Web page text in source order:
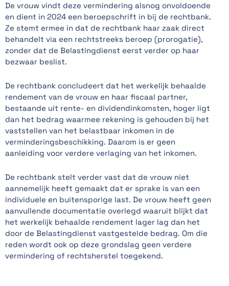
De vrouw vindt deze vermindering alsnog onvoldoende
en dient in 2024 een beroepschrift in bij de rechtbank.
Ze stemt ermee in dat de rechtbank haar zaak direct
behandelt via een rechtstreeks beroep (prorogatie),
zonder dat de Belastingdienst eerst verder op haar
bezwaar beslist.
De rechtbank concludeert dat het werkelijk behaalde
rendement van de vrouw en haar fiscaal partner,
bestaande uit rente- en dividendinkomsten, hoger ligt
dan het bedrag waarmee rekening is gehouden bij het
vaststellen van het belastbaar inkomen in de
verminderingsbeschikking. Daarom is er geen
aanleiding voor verdere verlaging van het inkomen.
De rechtbank stelt verder vast dat de vrouw niet
aannemelijk heeft gemaakt dat er sprake is van een
individuele en buitensporige last. De vrouw heeft geen
aanvullende documentatie overlegd waaruit blijkt dat
het werkelijk behaalde rendement lager lag dan het
door de Belastingdienst vastgestelde bedrag. Om die
reden wordt ook op deze grondslag geen verdere
vermindering of rechtsherstel toegekend.